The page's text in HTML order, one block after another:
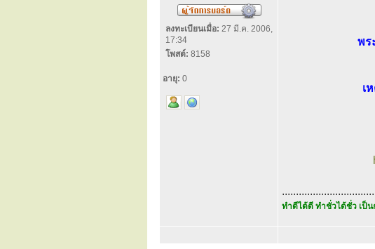
ลงทะเบียนเมื่อ: 27 มี.ค. 2006,
17:34
โพสต์: 8158
อายุ: 0
พร
เ
ทำดีได้ดี ทำชั่วได้ชั่ว เป็